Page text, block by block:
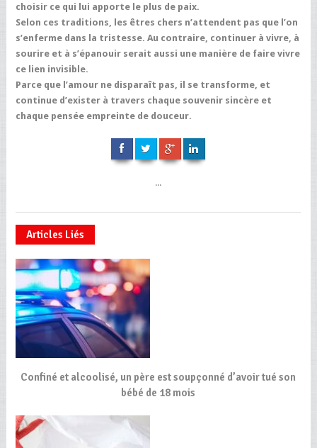
choisir ce qui lui apporte le plus de paix.
Selon ces traditions, les êtres chers n’attendent pas que l’on
s’enferme dans la tristesse. Au contraire, continuer à vivre, à
sourire et à s’épanouir serait aussi une manière de faire vivre
ce lien invisible.
Parce que l’amour ne disparaît pas, il se transforme, et
continue d’exister à travers chaque souvenir sincère et
chaque pensée empreinte de douceur.
...
Articles Liés
Confiné et alcoolisé, un père est soupçonné d’avoir tué son
bébé de 18 mois